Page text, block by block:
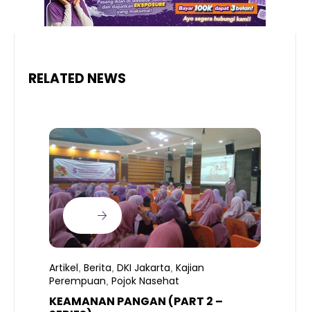
RELATED NEWS
Artikel Berita DKI Jakarta Kajian
Perempuan Pojok Nasehat
KEAMANAN PANGAN (PART 2 –